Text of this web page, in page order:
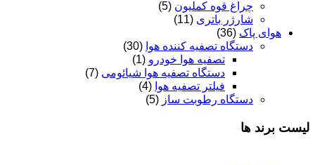
چراغ قوه کملیون (5)
شارژر باتری (11)
هوای پاک (36)
دستگاه تصفیه کننده هوا (30)
تصفیه هوا خودرو (1)
دستگاه تصفیه هوا شیائومی (7)
فیلتر تصفیه هوا (4)
دستگاه رطوبت ساز (5)
لیست برند ها